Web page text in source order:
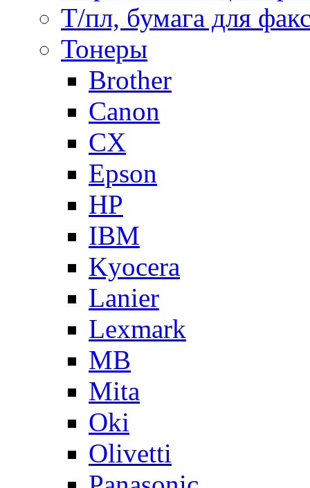
Т/пл, бумага для
Тонеры
Brother
Canon
CX
Epson
HP
IBM
Kyocera
Lanier
Lexmark
MB
Mita
Oki
Olivetti